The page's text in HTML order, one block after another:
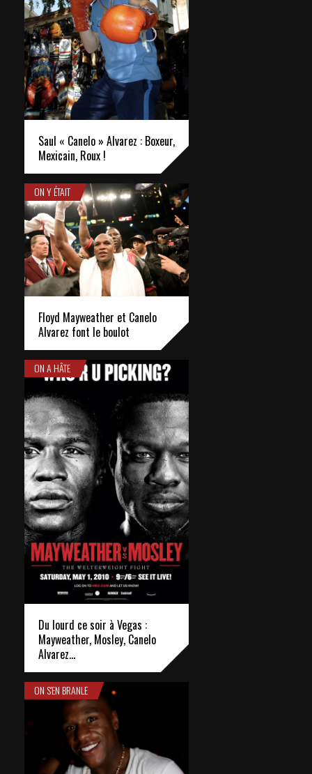
Saul « Canelo » Alvarez : Boxeur,
Mexicain, Roux !
ON Y ÉTAIT
Floyd Mayweather et Canelo
Alvarez font le boulot
ON A HÂTE
Du lourd ce soir à Vegas :
Mayweather, Mosley, Canelo
Alvarez…
ON S'EN BRANLE